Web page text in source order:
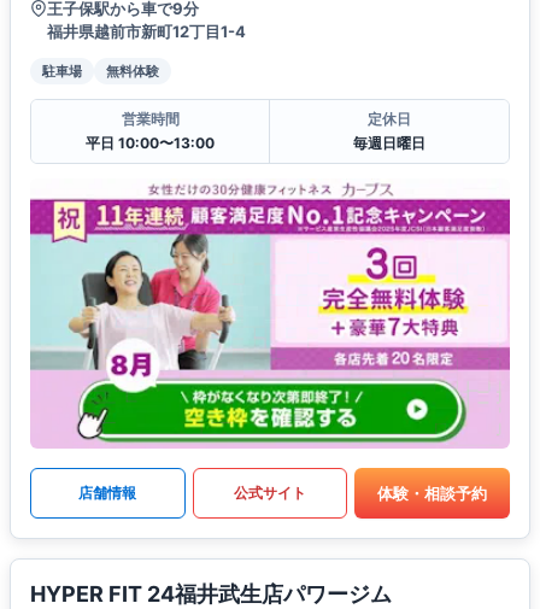
王子保駅から車で9分
福井県越前市新町12丁目1-4
駐車場 無料体験
営業時間
平日 10:00〜13:00
定休日
毎週日曜日
店舗情報 公式サイト 体験・相談予約
HYPER FIT 24福井武生店パワージム